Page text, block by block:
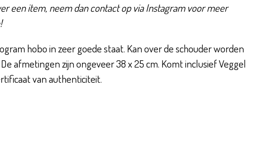
een item, neem dan contact op via Instagram voor meer
hobo in zeer goede staat. Kan over de schouder worden
afmetingen zijn ongeveer 38 x 25 cm. Komt inclusief Veggel
van authenticiteit.